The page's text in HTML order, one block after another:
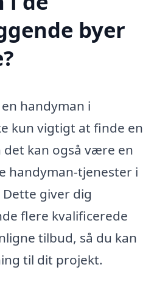
byer
handyman i
kun vigtigt at finde en
det kan også være en
handyman-tjenester i
giver dig
flere kvalificerede
tilbud, så du kan
til dit projekt.